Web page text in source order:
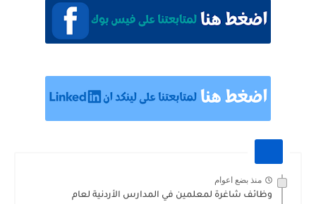
منذ بضع اعوام
وظائف شاغرة لمعلمين في المدارس الأردنية لعام